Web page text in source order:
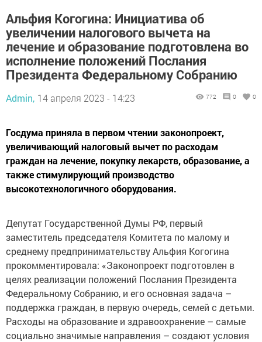
Альфия Когогина: Инициатива об
увеличении налогового вычета на
лечение и образование подготовлена во
исполнение положений Послания
Президента Федеральному Собранию
Admin, 14 апреля 2023 - 14:23 772 0 0
Госдума приняла в первом чтении законопроект,
увеличивающий налоговый вычет по расходам
граждан на лечение, покупку лекарств, образование, а
также стимулирующий производство
высокотехнологичного оборудования.
Депутат Государственной Думы РФ, первый
заместитель председателя Комитета по малому и
среднему предпринимательству Альфия Когогина
прокомментировала: «Законопроект подготовлен в
целях реализации положений Послания Президента
Федеральному Собранию, и его основная задача –
поддержка граждан, в первую очередь, семей с детьми.
Расходы на образование и здравоохранение – самые
социально значимые направления – создают условия